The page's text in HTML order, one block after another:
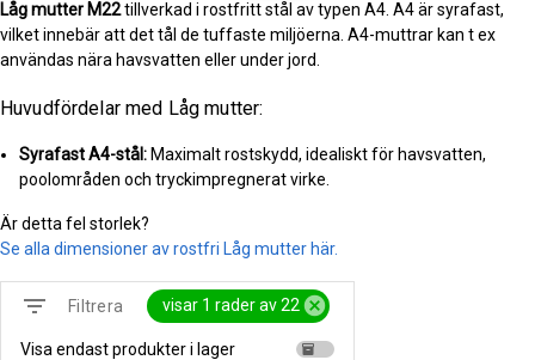
Låg mutter M22tillverkad i rostfritt stål av typen A4. A4 är syrafast,
vilket innebär att det tål de tuffaste miljöerna. A4-muttrar kan t ex
användas nära havsvatten eller under jord.
Huvudfördelar med Låg mutter:
Syrafast A4-stål: Maximalt rostskydd, idealiskt för havsvatten,
poolområden och tryckimpregnerat virke.
Är detta fel storlek?
Se alla dimensioner av rostfri Låg mutter här.
filter_list Filtrera visar 1 rader av 22 cancel
Visa endast produkter i lager inventory